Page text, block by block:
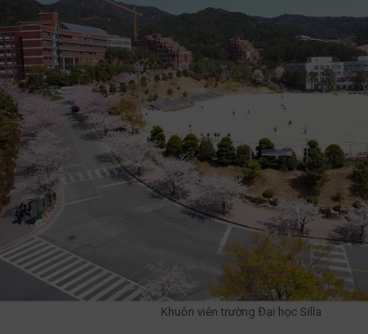
Khuôn viên trường Đại học Silla